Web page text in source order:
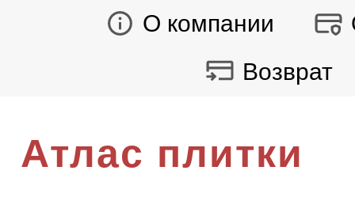
О компании
Возврат
Атлас плитки